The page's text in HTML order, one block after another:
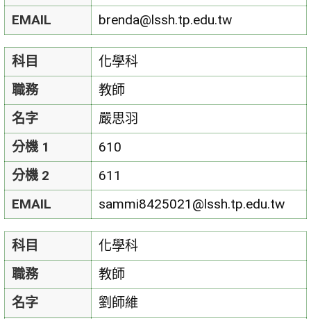
EMAIL
brenda@lssh.tp.edu.tw
科目
化學科
職務
教師
名字
嚴思羽
分機 1
610
分機 2
611
EMAIL
sammi8425021@lssh.tp.edu.tw
科目
化學科
職務
教師
名字
劉師維